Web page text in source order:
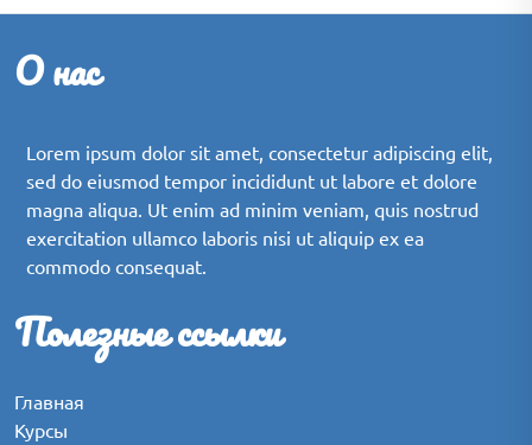
О нас
Lorem ipsum dolor sit amet, consectetur adipiscing elit,
sed do eiusmod tempor incididunt ut labore et dolore
magna aliqua. Ut enim ad minim veniam, quis nostrud
exercitation ullamco laboris nisi ut aliquip ex ea
commodo consequat.
Полезные ссылки
Главная
Курсы